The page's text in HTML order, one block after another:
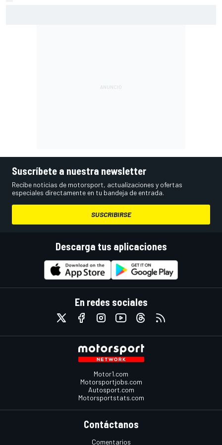
Suscríbete a nuestra newsletter
Recibe noticias de motorsport, actualizaciones y ofertas
especiales directamente en tu bandeja de entrada.
SUSCRIBIRSE
Descarga tus aplicaciones
En redes sociales
Motor1.com
Motorsportjobs.com
Autosport.com
Motorsportstats.com
Contáctanos
Comentarios